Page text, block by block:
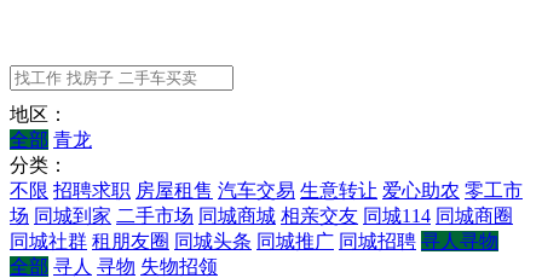
地区：
全部 青龙
分类：
不限 招聘求职 房屋租售 汽车交易 生意转让 爱心助农 零工市
场 同城到家 二手市场 同城商城 相亲交友 同城114 同城商圈
同城社群 租朋友圈 同城头条 同城推广 同城招聘 寻人寻物
全部 寻人 寻物 失物招领